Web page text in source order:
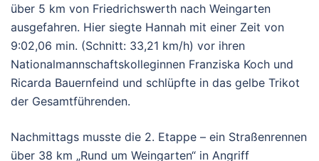
über 5 km von Friedrichswerth nach Weingarten
ausgefahren. Hier siegte Hannah mit einer Zeit von
9:02,06 min. (Schnitt: 33,21 km/h) vor ihren
Nationalmannschaftskolleginnen Franziska Koch und
Ricarda Bauernfeind und schlüpfte in das gelbe Trikot
der Gesamtführenden.
Nachmittags musste die 2. Etappe – ein Straßenrennen
über 38 km „Rund um Weingarten“ in Angriff